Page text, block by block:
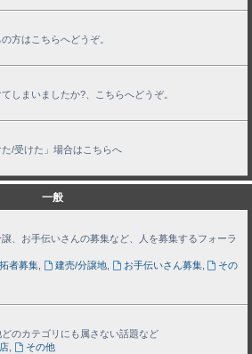
方はこちらへどうぞ。
しまいましたか?、こちらへどうぞ。
/受けた」場合はこちらへ
一般
、お手伝いさんの募集など、人を募集するフォーラ
者募集, 建売/分譲地, お手伝いさん募集,
その
のカテゴリにも属さない話題など
,
その他